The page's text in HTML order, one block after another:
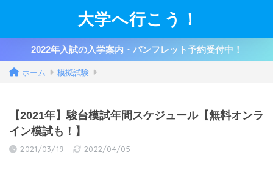
大学へ行こう！
2022年入試の入学案内・パンフレット予約受付中！
ホーム 模擬試験
【2021年】駿台模試年間スケジュール【無料オンラ
イン模試も！】
2021/03/19 2022/04/05